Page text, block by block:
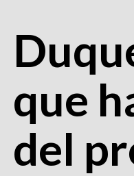
que
del